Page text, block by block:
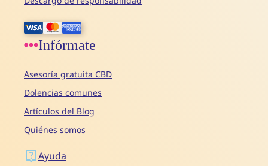
Infórmate
Asesoría gratuita CBD
Dolencias comunes
Artículos del Blog
Quiénes somos
Ayuda